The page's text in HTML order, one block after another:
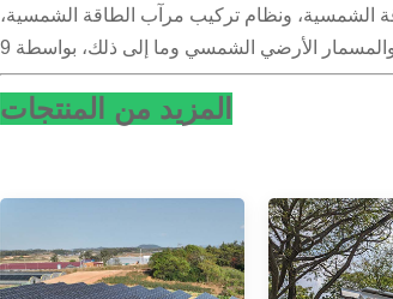
الشمسية، ونظام تركيب مرآب الطاقة الشمسية،
المزيد من المنتجات